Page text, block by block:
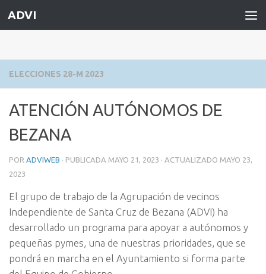
Saltar al contenido
ADVI
ELECCIONES 28-M 2023
ATENCIÓN AUTÓNOMOS DE
BEZANA
POR ADVIWEB · PUBLICADA MAYO 21, 2023 · ACTUALIZADO MAYO 23,
2023
El grupo de trabajo de la Agrupación de vecinos
Independiente de Santa Cruz de Bezana (ADVI) ha
desarrollado un programa para apoyar a autónomos y
pequeñas pymes, una de nuestras prioridades, que se
pondrá en marcha en el Ayuntamiento si forma parte